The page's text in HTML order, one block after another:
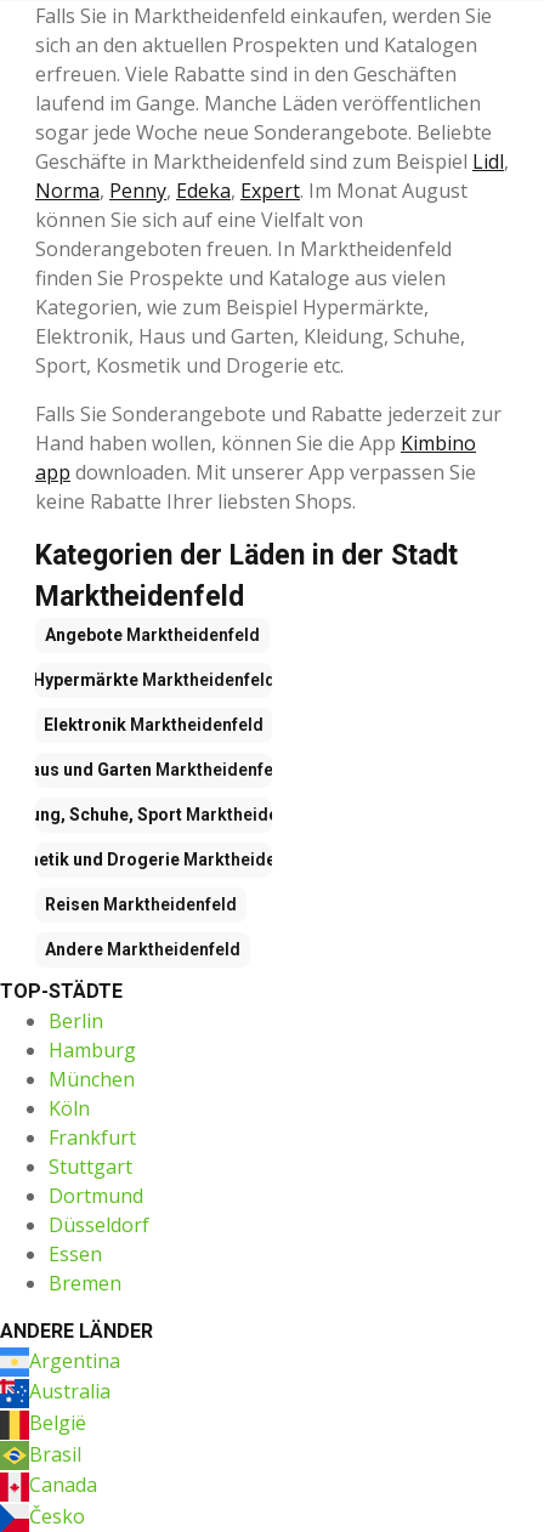
Falls Sie in Marktheidenfeld einkaufen, werden Sie
sich an den aktuellen Prospekten und Katalogen
erfreuen. Viele Rabatte sind in den Geschäften
laufend im Gange. Manche Läden veröffentlichen
sogar jede Woche neue Sonderangebote. Beliebte
Geschäfte in Marktheidenfeld sind zum Beispiel Lidl,
Norma, Penny, Edeka, Expert. Im Monat August
können Sie sich auf eine Vielfalt von
Sonderangeboten freuen. In Marktheidenfeld
finden Sie Prospekte und Kataloge aus vielen
Kategorien, wie zum Beispiel Hypermärkte,
Elektronik, Haus und Garten, Kleidung, Schuhe,
Sport, Kosmetik und Drogerie etc.
Falls Sie Sonderangebote und Rabatte jederzeit zur
Hand haben wollen, können Sie die App Kimbino
app downloaden. Mit unserer App verpassen Sie
keine Rabatte Ihrer liebsten Shops.
Kategorien der Läden in der Stadt
Marktheidenfeld
Angebote Marktheidenfeld
HypermärkteMarktheidenfeld
Elektronik Marktheidenfeld
Haus und Garten Marktheidenfeld
Schuhe, SportMarktheidenfeld
und DrogerieMarktheidenfeld
Reisen Marktheidenfeld
Andere Marktheidenfeld
TOP-STÄDTE
Berlin
Hamburg
München
Köln
Frankfurt
Stuttgart
Dortmund
Düsseldorf
Essen
Bremen
ANDERE LÄNDER
Argentina
Australia
België
Brasil
Canada
Česko